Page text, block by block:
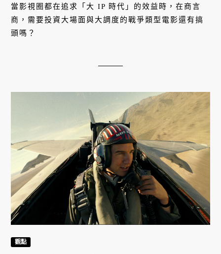
當影視圈都在追求「大 IP 時代」的效益時，在商言
商，需要投資大場面與大調度的戰爭類型電影還有搞
頭嗎？
觀點